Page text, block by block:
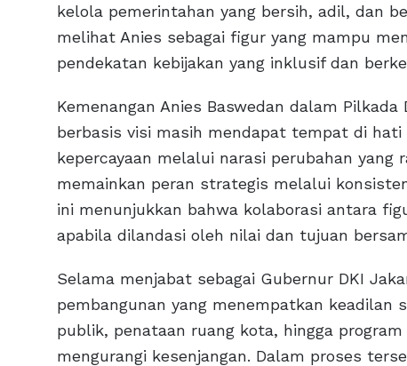
kelola pemerintahan yang bersih, adil, dan
melihat Anies sebagai figur yang mampu
pendekatan kebijakan yang inklusif dan
Kemenangan Anies Baswedan dalam
berbasis visi masih mendapat tempat di
kepercayaan melalui narasi perubahan yang
memainkan peran strategis melalui
ini menunjukkan bahwa kolaborasi antara
apabila dilandasi oleh nilai dan tujuan
Selama menjabat sebagai Gubernur DKI
pembangunan yang menempatkan keadilan
publik, penataan ruang kota, hingga
mengurangi kesenjangan. Dalam proses